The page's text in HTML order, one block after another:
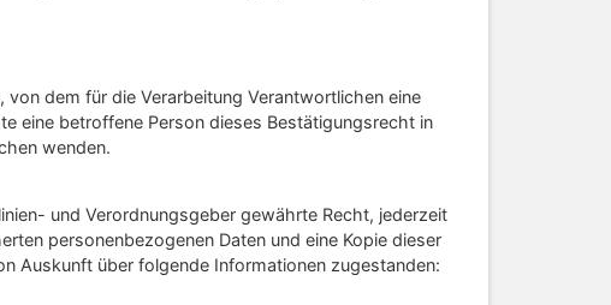
dem für die Verarbeitung Verantwortlichen eine
eine betroffene Person dieses Bestätigungsrecht in
wenden.
und Verordnungsgeber gewährte Recht, jederzeit
personenbezogenen Daten und eine Kopie dieser
Auskunft über folgende Informationen zugestanden: